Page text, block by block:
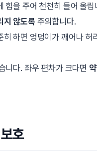
힘을 주어 천천히 들어 올
지 않도록 주의합니다.
하면 엉덩이가 깨어나 허
니다. 좌우 편차가 크다면
호